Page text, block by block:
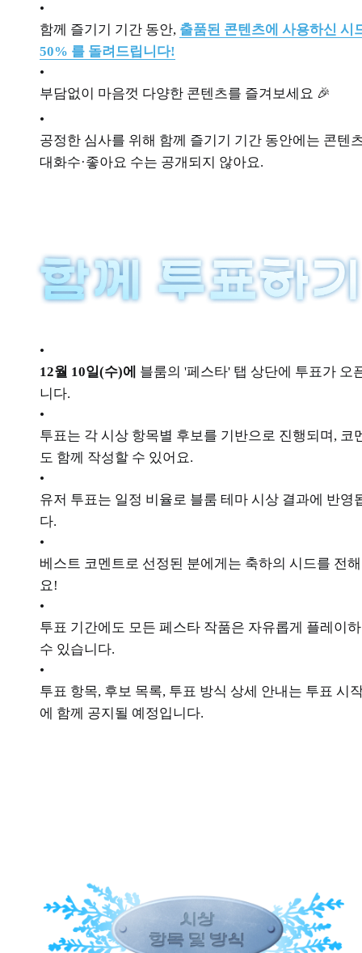
•
함께 즐기기 기간 동안, 출품된 콘텐츠에 사용하신 시
50% 를 돌려드립니다!
•
부담없이 마음껏 다양한 콘텐츠를 즐겨보세요 🎉
•
공정한 심사를 위해 함께 즐기기 기간 동안에는 콘텐
대화수·좋아요 수는 공개되지 않아요.
•
12월 10일(수)에 블룸의 '페스타' 탭 상단에 투표가 오
니다.
•
투표는 각 시상 항목별 후보를 기반으로 진행되며, 코
도 함께 작성할 수 있어요.
•
유저 투표는 일정 비율로 블룸 테마 시상 결과에 반영
다.
•
베스트 코멘트로 선정된 분에게는 축하의 시드를 전
요!
•
투표 기간에도 모든 페스타 작품은 자유롭게 플레이
수 있습니다.
•
투표 항목, 후보 목록, 투표 방식 상세 안내는 투표 시
에 함께 공지될 예정입니다.